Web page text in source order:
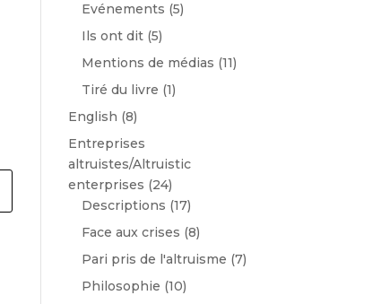
Evénements (5)
Ils ont dit(5)
Mentions de médias (11)
Tiré du livre (1)
English (8)
Entreprises
altruistes/Altruistic
enterprises (24)
Descriptions (17)
Face aux crises (8)
Pari pris de l'altruisme (7)
Philosophie (10)